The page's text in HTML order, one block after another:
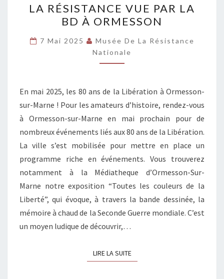
RÉSISTANCE
VUE
PAR
LA
BD
ORMESSON
LA RÉSISTANCE VUE PAR LA
BD À ORMESSON
7 Mai 2025
Musée De La Résistance
Nationale
En mai 2025, les 80 ans de la Libération à Ormesson-
sur-Marne ! Pour les amateurs d’histoire, rendez-vous
à Ormesson-sur-Marne en mai prochain pour de
nombreux événements liés aux 80 ans de la Libération.
La ville s’est mobilisée pour mettre en place un
programme riche en événements. Vous trouverez
notamment à la Médiatheque d’Ormesson-Sur-
Marne notre exposition “Toutes les couleurs de la
Liberté”, qui évoque, à travers la bande dessinée, la
mémoire à chaud de la Seconde Guerre mondiale. C’est
un moyen ludique de découvrir,…
LIRE LA SUITELIRE LA SUITE